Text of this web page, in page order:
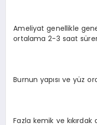
Ameliyat genellikle
ortalama 2-3 saat
Burnun yapısı ve yüz
Fazla kemik ve kıkırdak